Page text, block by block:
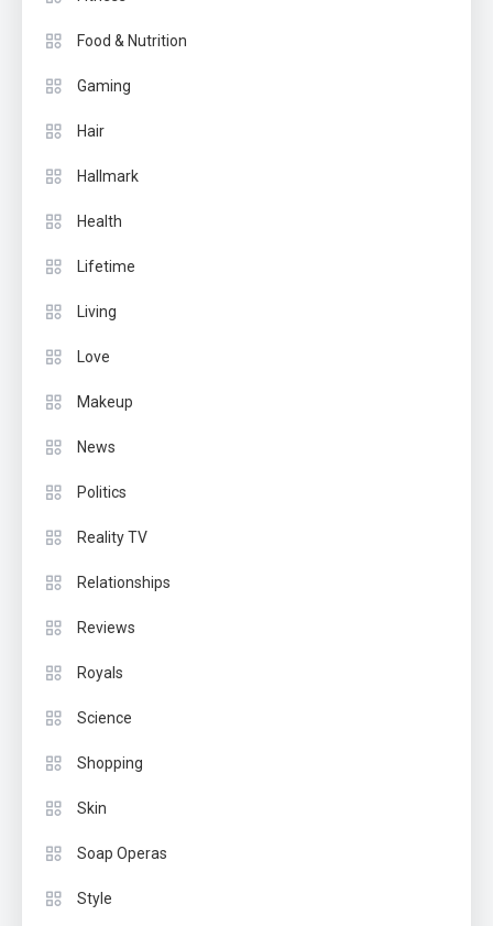
Food & Nutrition
Gaming
Hair
Hallmark
Health
Lifetime
Living
Love
Makeup
News
Politics
Reality TV
Relationships
Reviews
Royals
Science
Shopping
Skin
Soap Operas
Style